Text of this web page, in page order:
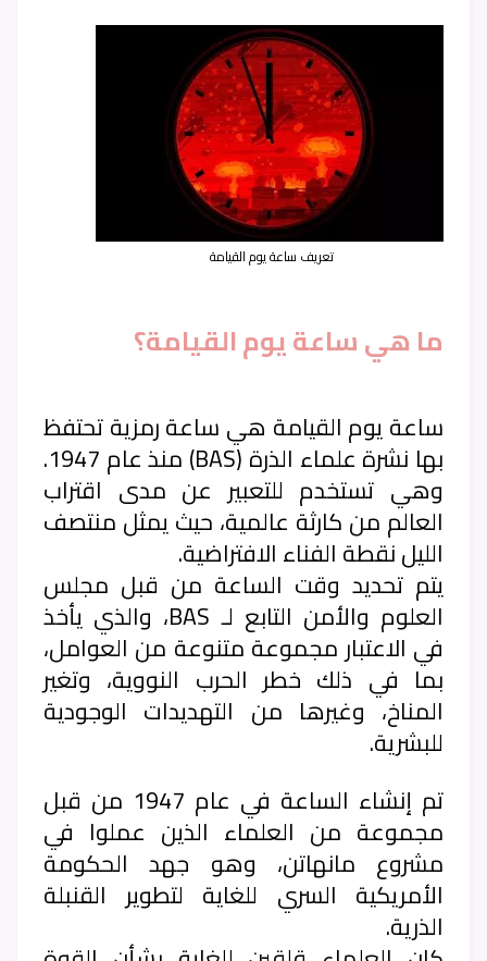
تعريف ساعة يوم القيامة
ما هي ساعة يوم القيامة؟
ساعة يوم القيامة هي ساعة رمزية تحتفظ
بها نشرة علماء الذرة (BAS) منذ عام 1947.
وهي تستخدم للتعبير عن مدى اقتراب
العالم من كارثة عالمية، حيث يمثل منتصف
الليل نقطة الفناء الافتراضية.
يتم تحديد وقت الساعة من قبل مجلس
العلوم والأمن التابع لـ BAS، والذي يأخذ
في الاعتبار مجموعة متنوعة من العوامل،
بما في ذلك خطر الحرب النووية، وتغير
المناخ، وغيرها من التهديدات الوجودية
للبشرية.
تم إنشاء الساعة في عام 1947 من قبل
مجموعة من العلماء الذين عملوا في
مشروع مانهاتن، وهو جهد الحكومة
الأمريكية السري للغاية لتطوير القنبلة
الذرية.